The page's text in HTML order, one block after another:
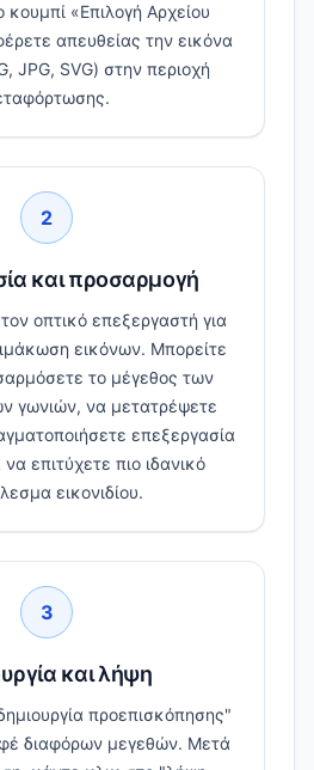
κουμπί «Επιλογή Αρχείου
απευθείας την εικόνα
JPG, SVG) στην περιοχή
2
και προσαρμογή
οπτικό επεξεργαστή για
εικόνων. Μπορείτε
το μέγεθος των
γωνιών, να μετατρέψετε
επεξεργασία
επιτύχετε πιο ιδανικό
εικονιδίου.
3
και λήψη
προεπισκόπησης"
διαφόρων μεγεθών. Μετά